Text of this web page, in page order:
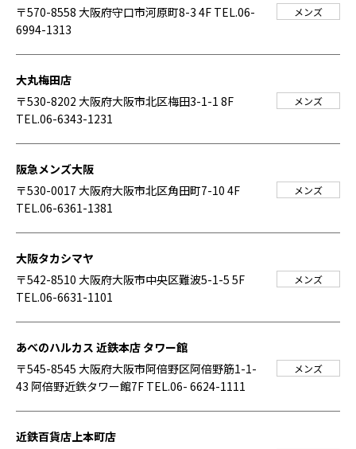
〒570-8558 大阪府守口市河原町8-3 4F TEL.06-
6994-1313
メンズ
大丸梅田店
〒530-8202 大阪府大阪市北区梅田3-1-1 8F
TEL.06-6343-1231
メンズ
阪急メンズ大阪
〒530-0017 大阪府大阪市北区角田町7-10 4F
TEL.06-6361-1381
メンズ
大阪タカシマヤ
〒542-8510 大阪府大阪市中央区難波5-1-5 5F
TEL.06-6631-1101
メンズ
あべのハルカス 近鉄本店 タワー館
〒545-8545 大阪府大阪市阿倍野区阿倍野筋1-1-
43 阿倍野近鉄タワー館7F TEL.06- 6624-1111
メンズ
近鉄百貨店上本町店